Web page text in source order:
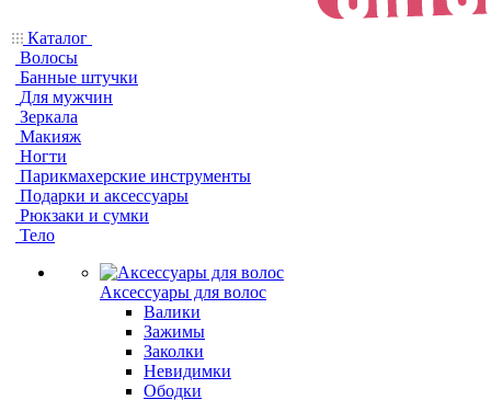
Каталог
Волосы
Банные штучки
Для мужчин
Зеркала
Макияж
Ногти
Парикмахерские инструменты
Подарки и аксессуары
Рюкзаки и сумки
Тело
Аксессуары для волос
Валики
Зажимы
Заколки
Невидимки
Ободки